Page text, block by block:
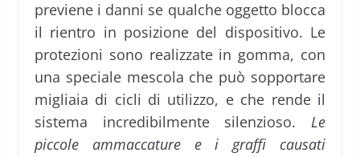
previene i danni se qualche oggetto blocca
il rientro in posizione del dispositivo. Le
protezioni sono realizzate in gomma, con
una speciale mescola che può sopportare
migliaia di cicli di utilizzo, e che rende il
sistema incredibilmente silenzioso.Le
piccole ammaccature e i graffi causati